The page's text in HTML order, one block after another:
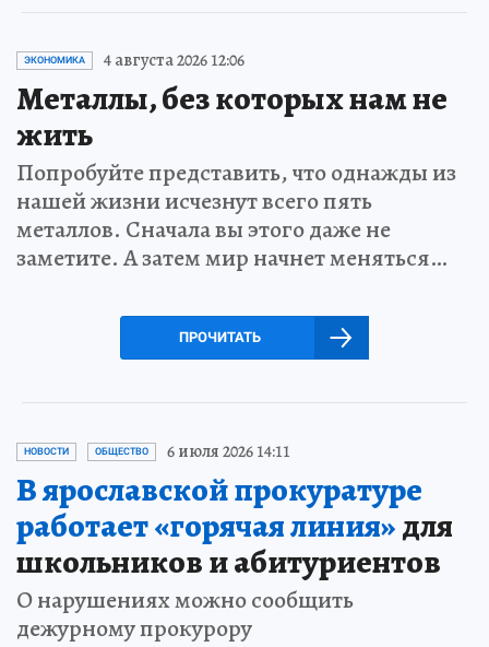
ЭКОНОМИКА 4 августа 2026 12:06
Металлы, без которых нам не
жить
Попробуйте представить, что однажды из
нашей жизни исчезнут всего пять
металлов. Сначала вы этого даже не
заметите. А затем мир начнет меняться…
ПРОЧИТАТЬ
НОВОСТИ ОБЩЕСТВО 6 июля 2026 14:11
В ярославской прокуратуре
работает «горячая линия»для
школьников и абитуриентов
О нарушениях можно сообщить
дежурному прокурору